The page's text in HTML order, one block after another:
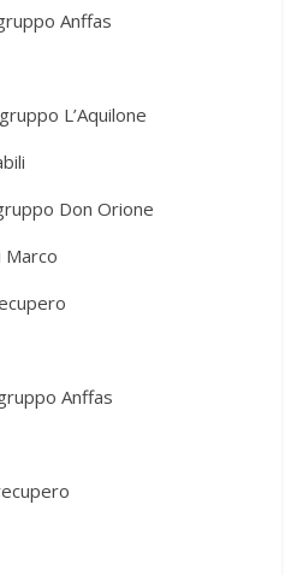
Anffas
L’Aquilone
Don Orione
Marco
Anffas